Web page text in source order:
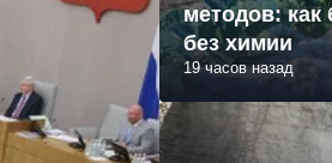
методов: как
без химии
19 часов назад